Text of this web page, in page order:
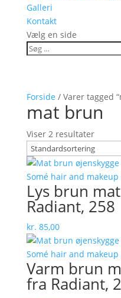
Galleri
Kontakt
Vælg en side
Forside / Varer tagged
mat brun
Viser 2 resultater
Lys brun
Radiant, 258
kr. 85,00
Varm brun
fra Radiant,